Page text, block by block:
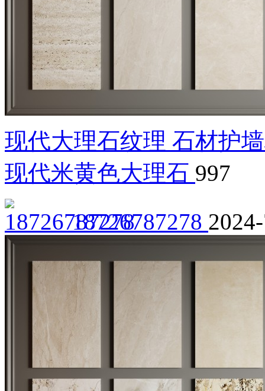
现代大理石纹理 石材护
现代米黄色大理石 997
18726787278